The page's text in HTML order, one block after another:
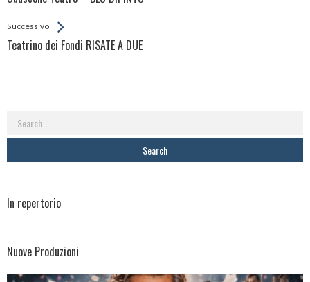
Successivo
Teatrino dei Fondi RISATE A DUE
Search
for:
In repertorio
Nuove Produzioni